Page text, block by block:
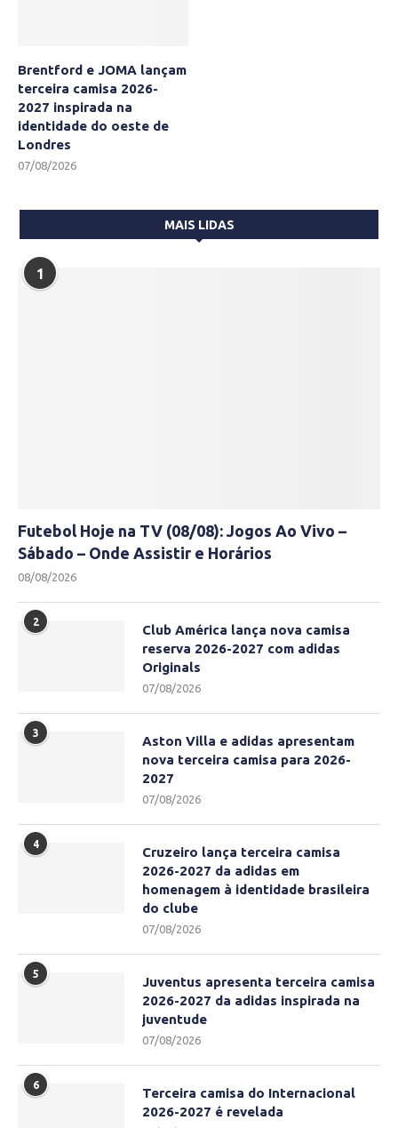
Brentford e JOMA lançam
terceira camisa 2026-
2027 inspirada na
identidade do oeste de
Londres
07/08/2026
MAIS LIDAS
1
Futebol Hoje na TV (08/08): Jogos Ao Vivo –
Sábado – Onde Assistir e Horários
08/08/2026
2
Club América lança nova camisa
reserva 2026-2027 com adidas
Originals
07/08/2026
3
Aston Villa e adidas apresentam
nova terceira camisa para 2026-
2027
07/08/2026
4
Cruzeiro lança terceira camisa
2026-2027 da adidas em
homenagem à identidade brasileira
do clube
07/08/2026
5
Juventus apresenta terceira camisa
2026-2027 da adidas inspirada na
juventude
07/08/2026
6
Terceira camisa do Internacional
2026-2027 é revelada